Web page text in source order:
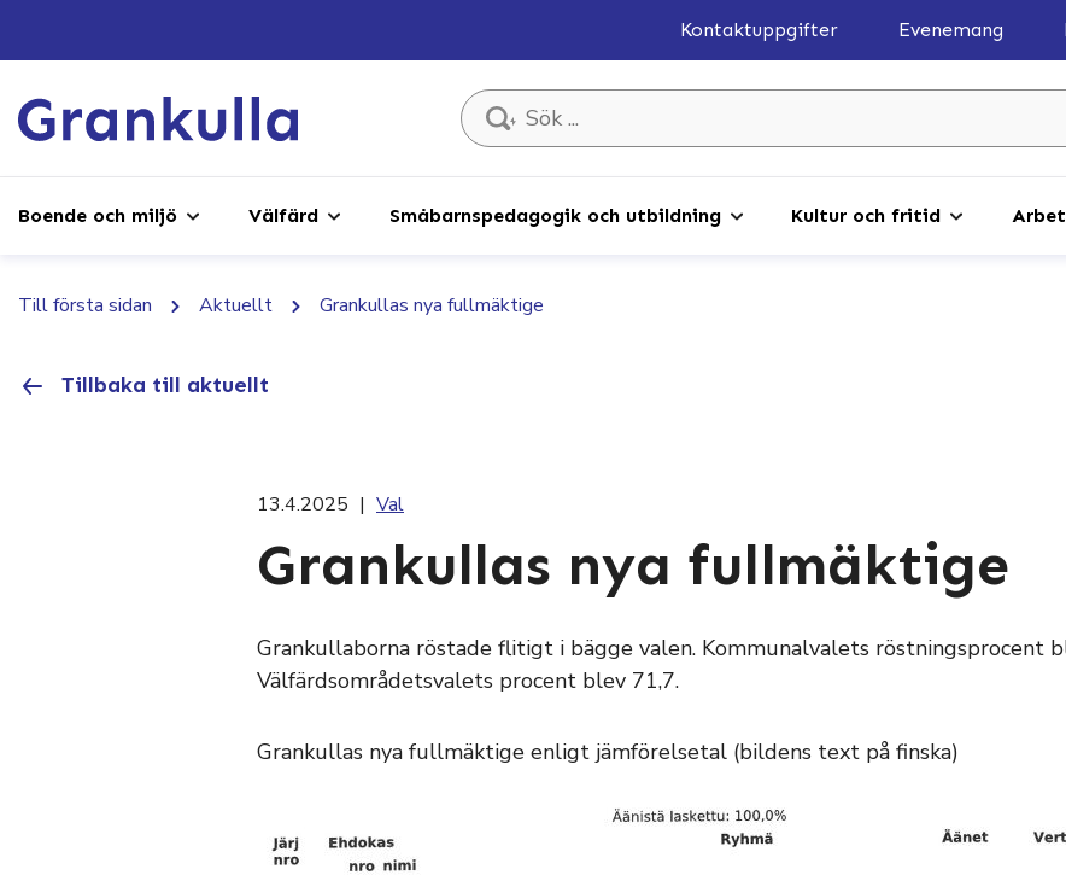
Kontaktuppgifter Evenemang
Sök ...
Boende och miljö Välfärd Småbarnspedagogik och utbildning Kultur och fritid
Till första sidan Aktuellt Grankullas nya fullmäktige
Tillbaka till aktuellt
13.4.2025 | Val
Grankullas nya fullmäktige
Grankullaborna röstade flitigt i bägge valen. Kommunalvalets röstningsprocent
Välfärdsområdetsvalets procent blev 71,7.
Grankullas nya fullmäktige enligt jämförelsetal (bildens text på finska)